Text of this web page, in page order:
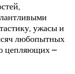
ужасы и
любопытных
цепляющих –